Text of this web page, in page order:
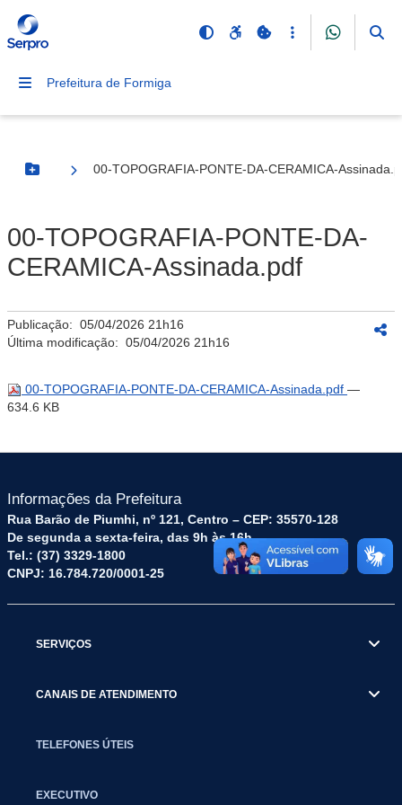
Prefeitura de Formiga
Botão Menu
00-TOPOGRAFIA-PONTE-DA-CERAMICA-
00-TOPOGRAFIA-PONTE-DA-
CERAMICA-Assinada.pdf
Publicação: 05/04/2026 21h16
Última modificação: 05/04/2026 21h16
00-TOPOGRAFIA-PONTE-DA-CERAMICA-Assinada.pdf —
634.6 KB
Informações da Prefeitura
Rua Barão de Piumhi, nº 121, Centro – CEP: 35570-128
De segunda a sexta-feira, das 9h às 16h
Tel.: (37) 3329-1800
CNPJ: 16.784.720/0001-25
SERVIÇOS
CANAIS DE ATENDIMENTO
TELEFONES ÚTEIS
EXECUTIVO